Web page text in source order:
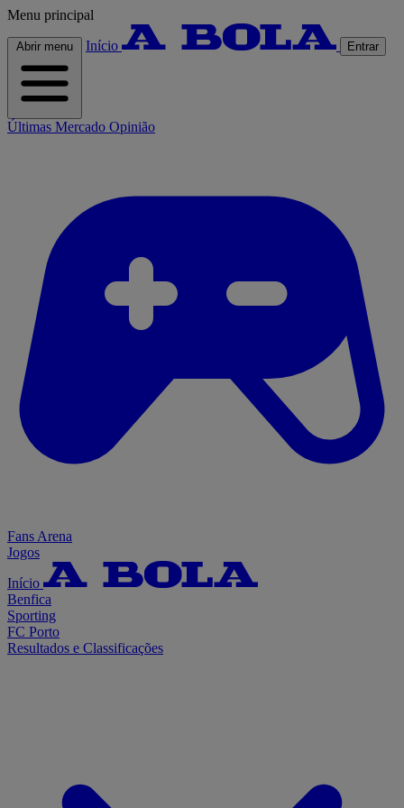
Menu principal
Abrir menu Início Entrar
Últimas Mercado Opinião
Fans Arena
Jogos
Início
Benfica
Sporting
FC Porto
Resultados e Classificações